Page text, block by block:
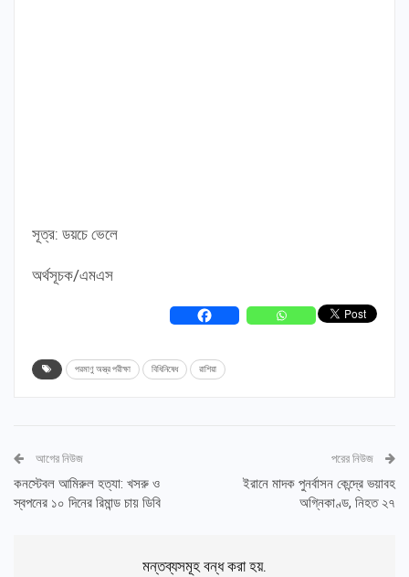
সূত্র: ডয়চে ভেলে
অর্থসূচক/এমএস
পরমাণু অস্ত্র পরীক্ষা বিধিনিষেধ রাশিয়া
আগের নিউজ
কনস্টেবল আমিরুল হত্যা: খসরু ও
স্বপনের ১০ দিনের রিমান্ড চায় ডিবি
পরের নিউজ
ইরানে মাদক পুনর্বাসন কেন্দ্রে ভয়াবহ
অগ্নিকাণ্ড, নিহত ২৭
মন্তব্যসমূহ বন্ধ করা হয়.